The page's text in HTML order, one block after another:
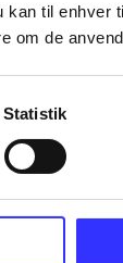
kan til
de
Statistik